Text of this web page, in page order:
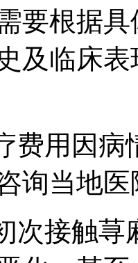
要根据
及临床
费用因病
询当地医
次接触荨